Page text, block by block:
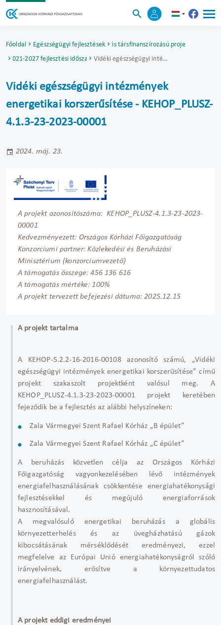
Főoldal Egészségügyi fejlesztésekUniós társfinanszírozású projektek
2021-2027 fejlesztési időszak
Vidéki egészségügyi intézmények energetikai korszerűsítése - KEHOP_PLUSZ-4.1.3-23-2023-00001
Vidéki egészségügyi intézmények
energetikai korszerűsítése - KEHOP_PLUSZ-
4.1.3-23-2023-00001
2024. máj. 23.
A projekt azonosítószáma: KEHOP_PLUSZ-4.1.3-23-2023-
00001
Kedvezményezett: Országos Kórházi Főigazgatóság
Konzorciumi partner: Közlekedési és Beruházási
Minisztérium (konzorciumvezető)
A támogatás összege: 456 136 616
A támogatás mértéke: 100%
A projekt tervezett befejezési dátuma: 2025.12.15
A projekt tartalma
A KEHOP-5.2.2-16-2016-00108 azonosító számú, „Vidéki
egészségügyi intézmények energetikai korszerűsítése” című
projekt szakaszolt projektként valósul meg. A
KEHOP_PLUSZ-4.1.3-23-2023-00001 projekt keretében
fejeződik be a fejlesztés az alábbi helyszíneken:
Zala Vármegyei Szent Rafael Kórház „B épület”
Zala Vármegyei Szent Rafael Kórház „C épület”
A beruházás közvetlen célja az Országos Kórházi
Főigazgatóság vagyonkezelésében lévő intézmények
energiafelhasználásának csökkentése energiahatékonysági
fejlesztésekkel és megújuló energiaforrások
hasznosításával.
A megvalósuló energetikai beruházás a globális
környezetterhelés és az üvegházhatású gázok
kibocsátásának mérséklődését eredményezi, ezzel
megfelelve az Európai Unió energiahatékonyságról szóló
irányelvének, erősítve a környezettudatos
energiafelhasználást.
A projekt eddigi eredményei